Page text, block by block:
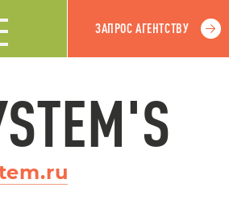
ЗАПРОС АГЕНТСТВУ